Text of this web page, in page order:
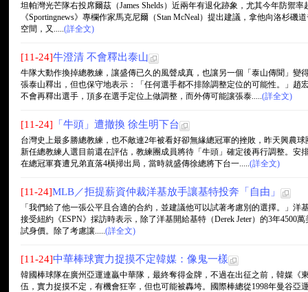
坦帕灣光芒隊右投席爾茲（James Shelds）近兩年有退化跡象，尤其今年防禦
《Sportingnews》專欄作家馬克尼爾（Stan McNeal）提出建議，拿他向洛杉磯
空間，又.....(詳全文)
[11-24]牛澄清 不會釋出泰山
牛隊大動作換掉總教練，讓盛傳已久的風聲成真，也讓另一個「泰山傳聞」變
張泰山釋出，但也保守地表示：「任何選手都不排除調整定位的可能性。」趙
不會再釋出選手，頂多在選手定位上做調整，而外傳可能讓張泰.....(詳全文)
[11-24] 「牛頭」遭撤換 徐生明下台
台灣史上最多勝總教練，也不敵連2年被看好卻無緣總冠軍的挫敗，昨天興農
新任總教練人選目前還在評估，教練團成員將待「牛頭」確定後再行調整。安
在總冠軍賽遭兄弟直落4橫掃出局，當時就盛傳徐總將下台一.....(詳全文)
[11-24]MLB／拒提薪資仲裁洋基放手讓基特投奔「自由」
「我們給了他一張公平且合適的合約，並建議他可以試著考慮別的選擇。」洋
接受紐約《ESPN》採訪時表示，除了洋基開給基特（Derek Jeter）的3年4500
試身價。除了考慮讓.....(詳全文)
[11-24]中華棒球實力捉摸不定韓媒：像鬼一樣
韓國棒球隊在廣州亞運連贏中華隊，最終奪得金牌，不過在出征之前，韓媒《
伍，實力捉摸不定，有機會狂宰，但也可能被轟垮。國際棒總從1998年曼谷亞